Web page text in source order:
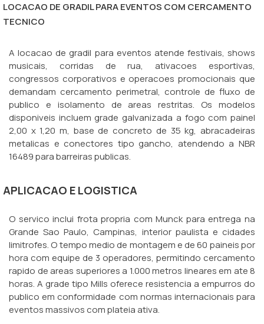
LOCACAO DE GRADIL PARA EVENTOS COM CERCAMENTO
TECNICO
A locacao de gradil para eventos atende festivais, shows
musicais, corridas de rua, ativacoes esportivas,
congressos corporativos e operacoes promocionais que
demandam cercamento perimetral, controle de fluxo de
publico e isolamento de areas restritas. Os modelos
disponiveis incluem grade galvanizada a fogo com painel
2,00 x 1,20 m, base de concreto de 35 kg, abracadeiras
metalicas e conectores tipo gancho, atendendo a NBR
16489 para barreiras publicas.
APLICACAO E LOGISTICA
O servico inclui frota propria com Munck para entrega na
Grande Sao Paulo, Campinas, interior paulista e cidades
limitrofes. O tempo medio de montagem e de 60 paineis por
hora com equipe de 3 operadores, permitindo cercamento
rapido de areas superiores a 1.000 metros lineares em ate 8
horas. A grade tipo Mills oferece resistencia a empurros do
publico em conformidade com normas internacionais para
eventos massivos com plateia ativa.